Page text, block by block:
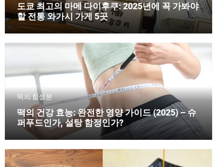
도쿄 최고의 마메 다이후쿠: 2025년에 꼭 가봐야
할 전통 와가시 가게 5곳
떡의 힘성분
떡의 건강 효능: 완전한 영양 가이드 (2025) – 슈
퍼푸드인가, 설탕 함정인가?